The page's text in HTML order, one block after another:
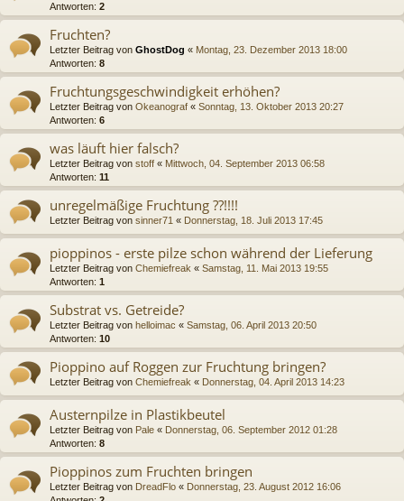
Antworten: 2
Fruchten?
Letzter Beitrag von GhostDog « Montag, 23. Dezember 2013 18:00
Antworten: 8
Fruchtungsgeschwindigkeit erhöhen?
Letzter Beitrag von Okeanograf « Sonntag, 13. Oktober 2013 20:27
Antworten: 6
was läuft hier falsch?
Letzter Beitrag von stoff « Mittwoch, 04. September 2013 06:58
Antworten: 11
unregelmäßige Fruchtung ??!!!!
Letzter Beitrag von sinner71 « Donnerstag, 18. Juli 2013 17:45
pioppinos - erste pilze schon während der Lieferung
Letzter Beitrag von Chemiefreak « Samstag, 11. Mai 2013 19:55
Antworten: 1
Substrat vs. Getreide?
Letzter Beitrag von helloimac « Samstag, 06. April 2013 20:50
Antworten: 10
Pioppino auf Roggen zur Fruchtung bringen?
Letzter Beitrag von Chemiefreak « Donnerstag, 04. April 2013 14:23
Austernpilze in Plastikbeutel
Letzter Beitrag von Pale « Donnerstag, 06. September 2012 01:28
Antworten: 8
Pioppinos zum Fruchten bringen
Letzter Beitrag von DreadFlo « Donnerstag, 23. August 2012 16:06